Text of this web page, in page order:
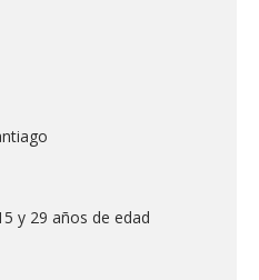
y 29 años de edad